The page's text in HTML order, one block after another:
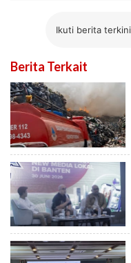
Ikuti berita
Berita Terkait